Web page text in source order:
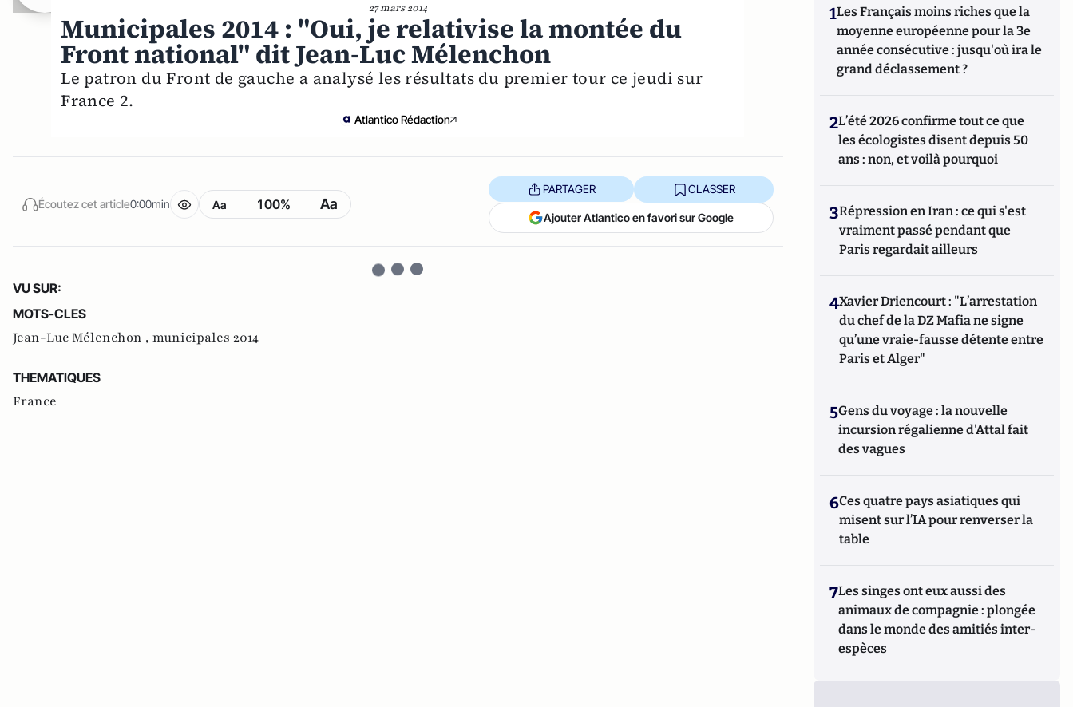
27 mars 2014
Municipales 2014 : "Oui, je relativise la montée du
Front national" dit Jean-Luc Mélenchon
Le patron du Front de gauche a analysé les résultats du premier tour ce jeudi sur
France 2.
Atlantico Rédaction
Écoutez cet article0:00min Aa 100% Aa
PARTAGER CLASSER
Ajouter Atlantico en favori sur Google
VU SUR:
MOTS-CLES
Jean-Luc Mélenchon , municipales 2014
THEMATIQUES
France
1Les Français moins riches que la
moyenne européenne pour la 3e
année consécutive : jusqu'où ira le
grand déclassement ?
2L’été 2026 confirme tout ce que
les écologistes disent depuis 50
ans : non, et voilà pourquoi
3Répression en Iran : ce qui s'est
vraiment passé pendant que
Paris regardait ailleurs
4Xavier Driencourt : "L’arrestation
du chef de la DZ Mafia ne signe
qu’une vraie-fausse détente entre
Paris et Alger"
5Gens du voyage : la nouvelle
incursion régalienne d'Attal fait
des vagues
6Ces quatre pays asiatiques qui
misent sur l’IA pour renverser la
table
7Les singes ont eux aussi des
animaux de compagnie : plongée
dans le monde des amitiés inter-
espèces